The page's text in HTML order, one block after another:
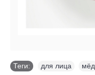
Теги: для лица мёд